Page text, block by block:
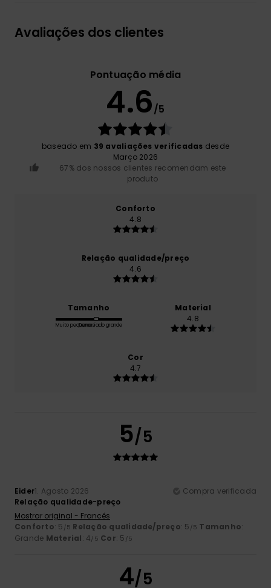
Avaliações dos clientes
Pontuação média
4.6/5
baseado em 39 avaliações verificadas desde
Março 2026
67% dos nossos clientes recomendam este
produto
Conforto
4.8
Relação qualidade/preço
4.6
Tamanho
Muito pequenoDemasiado grande
Material
4.8
Cor
4.7
5/5
Eider1. Agosto 2026
Compra verificada
Relação qualidade-preço
Mostrar original - Francês
Conforto: 5 /5 Relação qualidade/preço: 5 /5 Tamanho:
Grande Material: 4/5 Cor: 5 /5
4/5